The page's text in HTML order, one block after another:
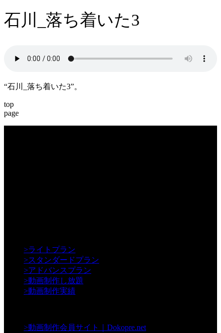
石川_落ち着いた3
“石川_落ち着いた3”。
top
page
>ライトプラン
>スタンダードプラン
>アドバンスプラン
>動画制作し放題
>動画制作実績
>動画制作会員サイト｜Dokopre.net